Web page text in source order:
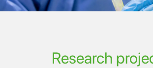
Research